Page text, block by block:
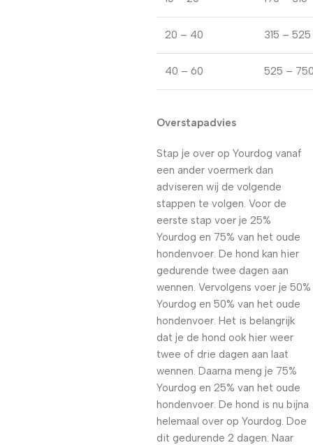
20 – 40 315 – 525
40 – 60 525 –
Overstapadvies
Stap je over op Yourdog vanaf
een ander voermerk dan
adviseren wij de volgende
stappen te volgen. Voor de
eerste stap voer je 25%
Yourdog en 75% van het oude
hondenvoer. De hond kan hier
gedurende twee dagen aan
wennen. Vervolgens voer je 50%
Yourdog en 50% van het oude
hondenvoer. Het is belangrijk
dat je de hond ook hier weer
twee of drie dagen aan laat
wennen. Daarna meng je 75%
Yourdog en 25% van het oude
hondenvoer. De hond is nu bijna
helemaal over op Yourdog. Doe
dit gedurende 2 dagen. Naar